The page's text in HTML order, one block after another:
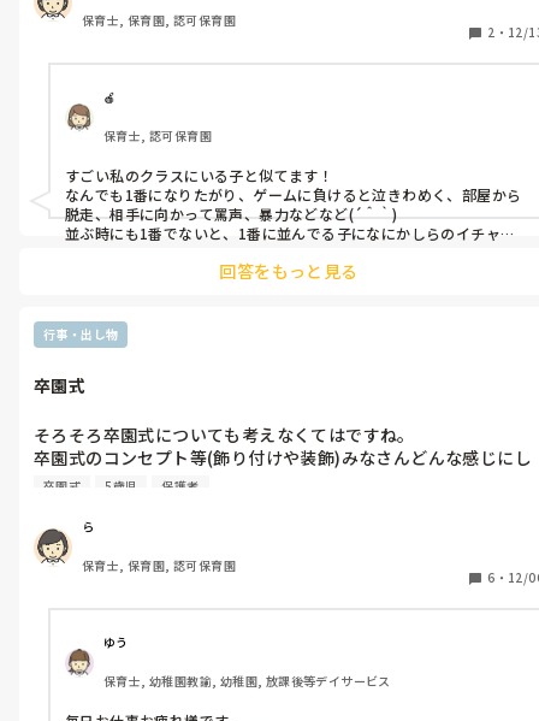
ちの成長具合で運動面も技能面も抜かされることが多いです。
自分が違う遊びをしていても友達が他の遊びをしだすと監視員の
ようには見て、指摘をしてきます。
特に集団遊びで負けるとなると、自分より下だと思っている人に
対しての言動が強くなったり、顔の間近まで迫って悪態をつき、
仲介に入った後も睨んだりぶつぶつ言っています。
頭はいいけど、思いやりもあまりないです。
これが年長男児！6歳！やんちゃ！かわいい！
なのかもしれないですが、その子がいない日は喧嘩は一切起きま
り子どもたちだけで解決ができます。
謝るのも多々…。
ちょっと疲れました。色々重なりすぎていいところが見つけられ
保育士, 保育園, 認可保育園
2 ・ 12/
🍎
保育士, 認可保育園
すごい私のクラスにいる子と似てます！
なんでも1番になりたがり、ゲームに負けると泣きわめく、部屋から
脱走、相手に向かって罵声、暴力などなど(´＾｀)
並ぶ時にも1番でないと、1番に並んでる子になにかしらのイチャモ
他の子の遊びを指摘した時は必ず仲裁してます
回答をもっと見る
行事・出し物
卒園式
そろそろ卒園式についても考えなくてはですね。
卒園式のコンセプト等(飾り付けや装飾)みなさんどんな感じにし
ました？
が、保護者から受けがよかったよーとか自分が満足したものとか
あればなんでも教えて欲しいです！
卒園式 5歳児 保護者
ら
保育士, 保育園, 認可保育園
6 ・ 12/
ゆう
保育士, 幼稚園教諭, 幼稚園, 放課後等デイサービス